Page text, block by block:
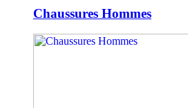
Chaussures Hommes